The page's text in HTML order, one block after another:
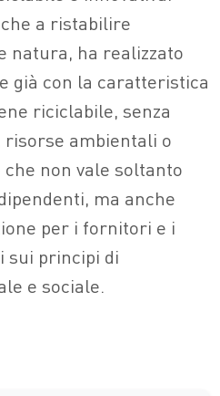
a ristabilire
natura, ha realizzato
già con la caratteristica
riciclabile, senza
ambientali o
non vale soltanto
ma anche
per i fornitori e i
sui principi di
e sociale.